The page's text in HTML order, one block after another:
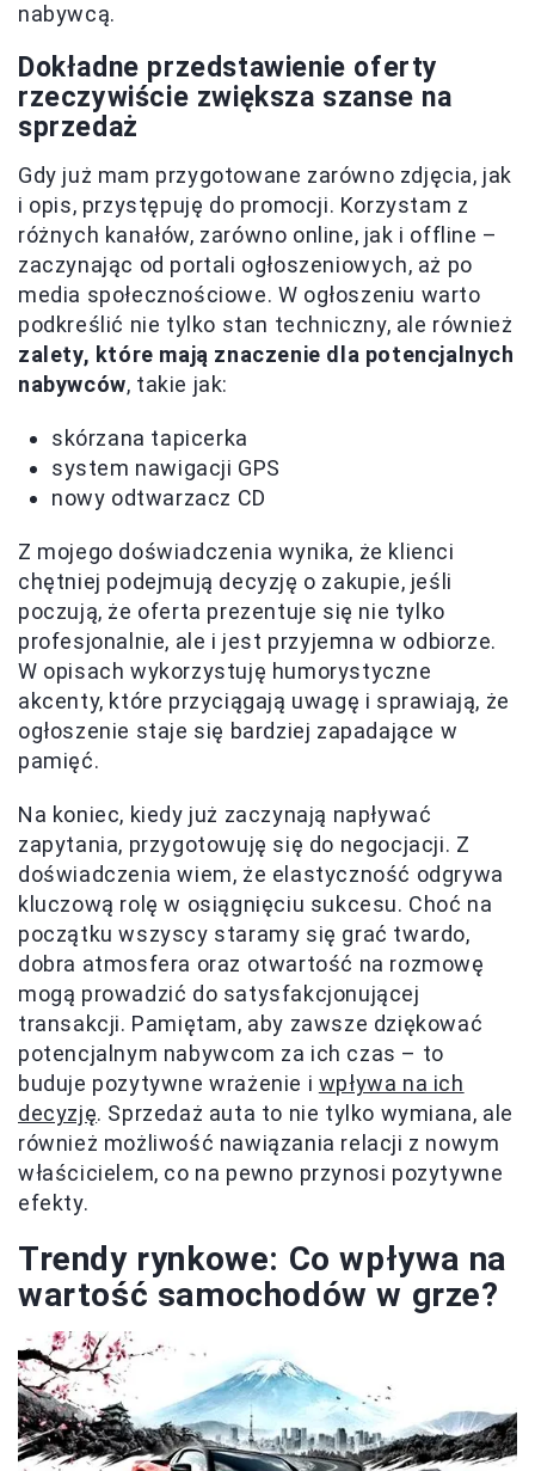
nabywcą.
Dokładne przedstawienie oferty
rzeczywiście zwiększa szanse na
sprzedaż
Gdy już mam przygotowane zarówno zdjęcia, jak
i opis, przystępuję do promocji. Korzystam z
różnych kanałów, zarówno online, jak i offline –
zaczynając od portali ogłoszeniowych, aż po
media społecznościowe. W ogłoszeniu warto
podkreślić nie tylko stan techniczny, ale również
zalety, które mają znaczenie dla potencjalnych
nabywców, takie jak:
skórzana tapicerka
system nawigacji GPS
nowy odtwarzacz CD
Z mojego doświadczenia wynika, że klienci
chętniej podejmują decyzję o zakupie, jeśli
poczują, że oferta prezentuje się nie tylko
profesjonalnie, ale i jest przyjemna w odbiorze.
W opisach wykorzystuję humorystyczne
akcenty, które przyciągają uwagę i sprawiają, że
ogłoszenie staje się bardziej zapadające w
pamięć.
Na koniec, kiedy już zaczynają napływać
zapytania, przygotowuję się do negocjacji. Z
doświadczenia wiem, że elastyczność odgrywa
kluczową rolę w osiągnięciu sukcesu. Choć na
początku wszyscy staramy się grać twardo,
dobra atmosfera oraz otwartość na rozmowę
mogą prowadzić do satysfakcjonującej
transakcji. Pamiętam, aby zawsze dziękować
potencjalnym nabywcom za ich czas – to
buduje pozytywne wrażenie i wpływa na ich
decyzję. Sprzedaż auta to nie tylko wymiana, ale
również możliwość nawiązania relacji z nowym
właścicielem, co na pewno przynosi pozytywne
efekty.
Trendy rynkowe: Co wpływa na
wartość samochodów w grze?